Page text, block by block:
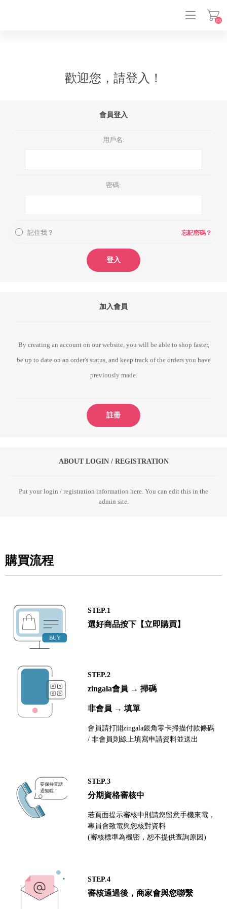
(0)
歡迎您，請登入！
會員登入
用戶名:
密碼:
記住我？ 忘記密碼？
登入
加入會員
By creating an account on our website, you will be able to shop faster,
be up to date on an order's status, and keep track of the orders you have
previously made.
註冊
ABOUT LOGIN / REGISTRATION
Put your login / registration information here. You can edit this in the
admin site.
購買流程
STEP.1
選好商品按下【立即購買】
STEP.2
zingala會員 → 掃碼
非會員 → 填單
會員請打開zingala銀角零卡掃描付款條碼
/ 非會員則線上填寫申請資料並送出
STEP.3
分期資格審核中
若頁面提示審核中則請您留意手機來電，
專員會致電與您核對資料
(審核標準為機密，恕不提供查詢原因)
STEP.4
審核通過後，商家會與您聯繫